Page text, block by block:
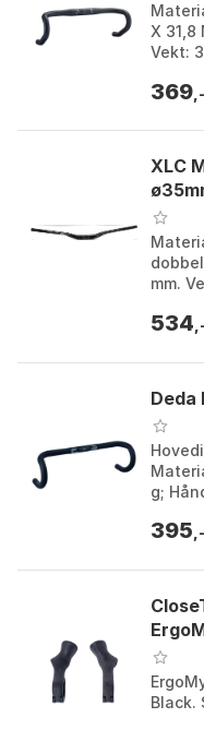
X 31,8
Vekt:
369 ,-
XLC
mm.
534 ,-
Deda
g;
395 ,-
Black.